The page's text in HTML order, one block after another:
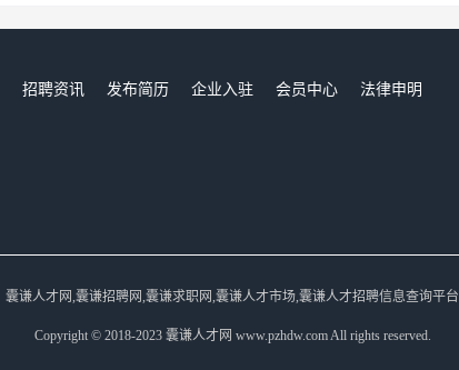
招聘资讯 发布简历 企业入驻 会员中心
法律申明
囊谦人才网,囊谦招聘网,囊谦求职网,囊谦人才市场,囊谦人才招聘信息查询平台
Copyright © 2018-2023 囊谦人才网 www.pzhdw.com All rights reserved.